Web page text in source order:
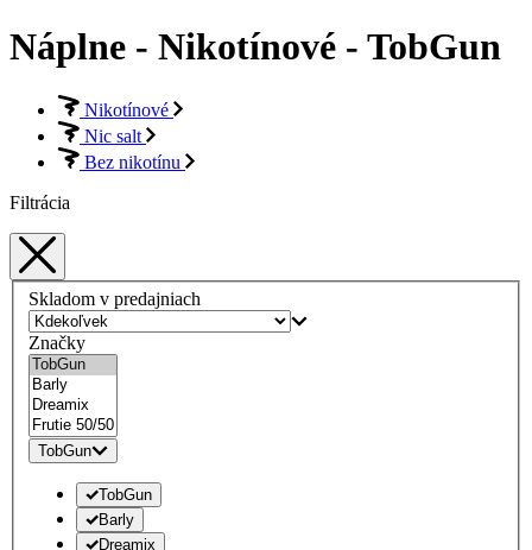
Náplne - Nikotínové - TobGun
Nikotínové
Nic salt
Bez nikotínu
Filtrácia
Skladom v predajniach
Značky
TobGun
TobGun
Barly
Dreamix